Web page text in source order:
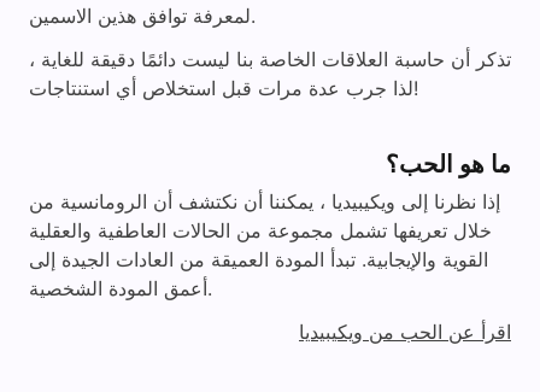
d
o
لمعرفة توافق هذين الاسمين.
تذكر أن حاسبة العلاقات الخاصة بنا ليست دائمًا دقيقة للغاية ،
لذا جرب عدة مرات قبل استخلاص أي استنتاجات!
ما هو الحب؟
إذا نظرنا إلى ويكيبيديا ، يمكننا أن نكتشف أن الرومانسية من
خلال تعريفها تشمل مجموعة من الحالات العاطفية والعقلية
القوية والإيجابية. تبدأ المودة العميقة من العادات الجيدة إلى
أعمق المودة الشخصية.
اقرأ عن الحب من ويكيبيديا